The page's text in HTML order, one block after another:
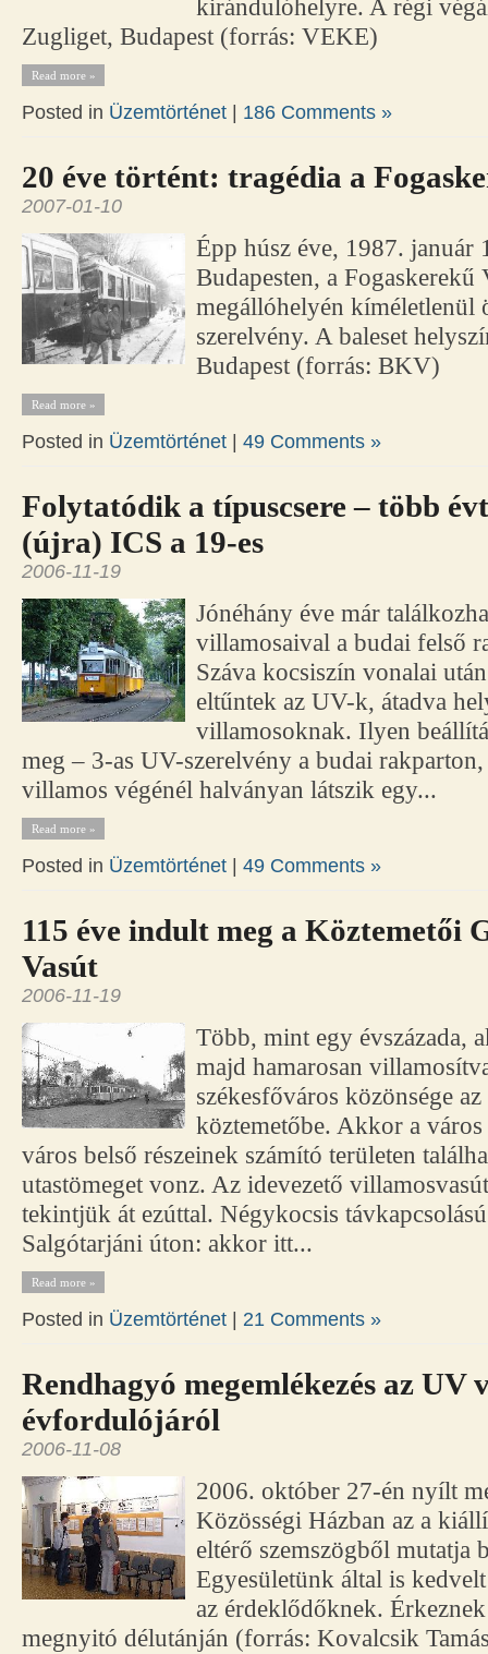
kirándulóhelyre. A régi
Zugliget, Budapest (forrás: VEKE)
Read more »
Posted in Üzemtörténet 186 Comments »
20 éve történt: tragédia a
2007-01-10
Épp húsz éve, 1987. január
Budapesten, a Fogaskerekű
megállóhelyén kíméletlenül
szerelvény. A baleset
Budapest (forrás: BKV)
Read more »
Posted in Üzemtörténet 49 Comments »
Folytatódik a típuscsere – több
(újra) ICS a 19-es
2006-11-19
Jónéhány éve már
villamosaival a budai felső
Száva kocsiszín vonalai
eltűntek az UV-k, átadva
villamosoknak. Ilyen
meg – 3-as UV-szerelvény a budai
villamos végénél halványan látszik egy...
Read more »
Posted in Üzemtörténet 49 Comments »
115 éve indult meg a Köztemetői
Vasút
2006-11-19
Több, mint egy évszázada,
majd hamarosan
székesfőváros közönsége
köztemetőbe. Akkor a
város belső részeinek számító területen
utastömeget vonz. Az idevezető
tekintjük át ezúttal. Négykocsis
Salgótarjáni úton: akkor itt...
Read more »
Posted in Üzemtörténet 21 Comments »
Rendhagyó megemlékezés az UV
évfordulójáról
2006-11-08
2006. október 27-én nyílt
Közösségi Házban az a
eltérő szemszögből mutatja
Egyesületünk által is
az érdeklődőknek.
megnyitó délutánján (forrás: Kovalcsik